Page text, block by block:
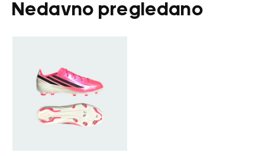
Nedavno pregledano